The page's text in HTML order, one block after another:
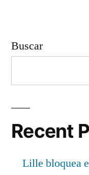
Buscar
Recent
Lille bloquea